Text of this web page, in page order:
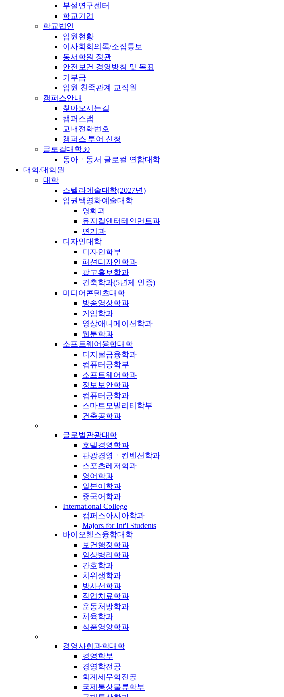
부설연구센터
학교기업
학교법인
임원현황
이사회회의록/소집통보
동서학원 정관
안전보건 경영방침 및 목표
기부금
임원 친족관계 교직원
캠퍼스안내
찾아오시는길
캠퍼스맵
교내전화번호
캠퍼스 투어 신청
글로컬대학30
동아ㆍ동서 글로컬 연합대학
대학/대학원
대학
스텔라예술대학(2027년)
임권택영화예술대학
영화과
뮤지컬엔터테인먼트과
연기과
디자인대학
디자인학부
패션디자인학과
광고홍보학과
건축학과(5년제 인증)
미디어콘텐츠대학
방송영상학과
게임학과
영상애니메이션학과
웹툰학과
소프트웨어융합대학
디지털금융학과
컴퓨터공학부
소프트웨어학과
정보보안학과
컴퓨터공학과
스마트모빌리티학부
건축공학과
글로벌관광대학
호텔경영학과
관광경영ㆍ컨벤션학과
스포츠레저학과
영어학과
일본어학과
중국어학과
International College
캠퍼스아시아학과
Majors for Int'l Students
바이오헬스융합대학
보건행정학과
임상병리학과
간호학과
치위생학과
방사선학과
작업치료학과
운동처방학과
체육학과
식품영양학과
경영사회과학대학
경영학부
경영학전공
회계세무학전공
국제통상물류학부